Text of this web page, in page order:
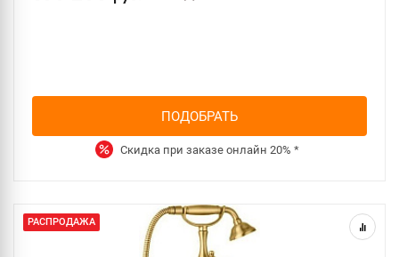
ПОДОБРАТЬ
Скидка при заказе онлайн 20% *
РАСПРОДАЖА